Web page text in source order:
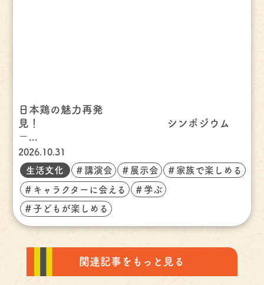
日本鶏の魅力再発
見！ シンポジウム
－...
2026.10.31
生活文化 ＃講演会 ＃展示会 ＃家族で楽しめる
＃キャラクターに会える ＃学ぶ
＃子どもが楽しめる
関連記事をもっと見る